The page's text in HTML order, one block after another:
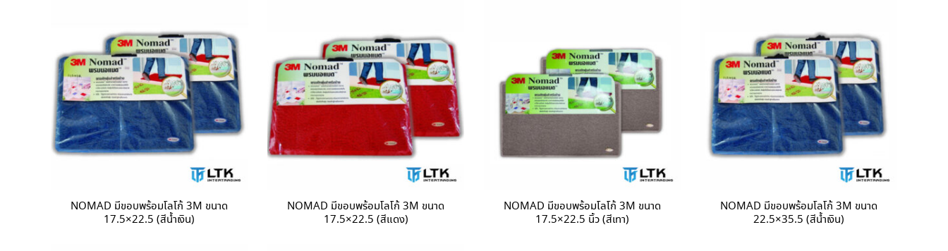
NOMAD มีขอบพร้อมโลโก้ 3M ขนาด
17.5×22.5 (สีน้ำเงิน)
NOMAD มีขอบพร้อมโลโก้ 3M ขนาด
17.5×22.5 (สีแดง)
NOMAD มีขอบพร้อมโลโก้ 3M ขนาด
17.5×22.5 นิ้ว (สีเทา)
NOMAD มีขอบพร้อมโลโก้ 3M ขนาด
22.5×35.5 (สีน้ำเงิน)